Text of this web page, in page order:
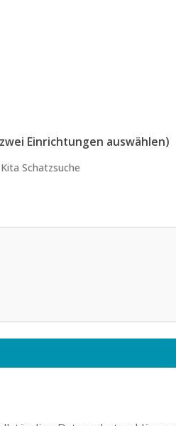
Einrichtungen auswählen)
Kita Schatzsuche